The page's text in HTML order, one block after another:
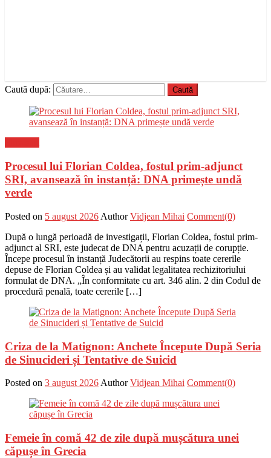
Caută după:
Procesul lui Florian Coldea, fostul prim-adjunct
SRI, avansează în instanță: DNA primește undă
verde
Posted on 5 august 2026 Author Vidjean Mihai Comment(0)
După o lungă perioadă de investigații, Florian Coldea, fostul prim-
adjunct al SRI, este judecat de DNA pentru acuzații de corupție.
Începe procesul în instanță Judecătorii au respins toate cererile
depuse de Florian Coldea și au validat legalitatea rechizitoriului
formulat de DNA. „În conformitate cu art. 346 alin. 2 din Codul de
procedură penală, toate cererile […]
Criza de la Matignon: Anchete Începute După Seria
de Sinucideri și Tentative de Suicid
Posted on 3 august 2026 Author Vidjean Mihai Comment(0)
Femeie în comă 42 de zile după mușcătura unei
căpușe în Grecia